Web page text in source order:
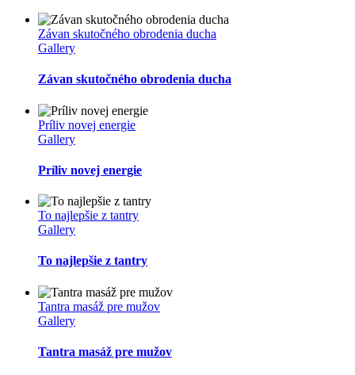
Závan skutočného obrodenia ducha
Gallery
Závan skutočného obrodenia ducha
Príliv novej energie
Gallery
Príliv novej energie
To najlepšie z tantry
Gallery
To najlepšie z tantry
Tantra masáž pre mužov
Gallery
Tantra masáž pre mužov